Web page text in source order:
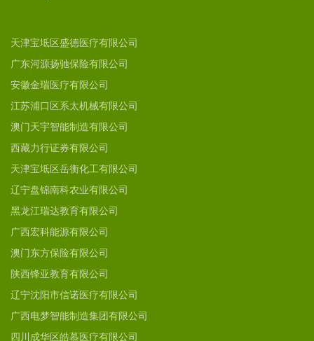
天津宝坻区盛德医疗有限公司
广东河源扬驰保险有限公司
安徽金瑞医疗有限公司
江苏浦口区系太机械有限公司
澳门天宇智能制造有限公司
西藏力行证券有限公司
天津宝坻区岳衡化工有限公司
辽宁盘锦南科农业有限公司
黑龙江瑞达教育有限公司
广西宏科能源有限公司
澳门东方保险有限公司
陕西锋亚教育有限公司
辽宁沈阳市信诺医疗有限公司
广西电梦智能制造集团有限公司
四川成华区皓慕医疗有限公司